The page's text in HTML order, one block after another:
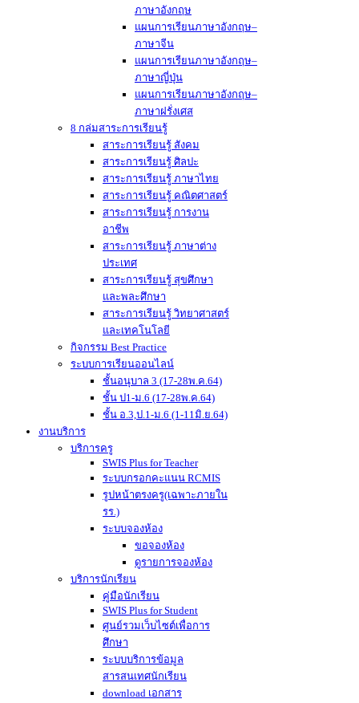
ภาษาอังกฤษ
แผนการเรียนภาษาอังกฤษ–
ภาษาจีน
แผนการเรียนภาษาอังกฤษ–
ภาษาญี่ปุ่น
แผนการเรียนภาษาอังกฤษ–
ภาษาฝรั่งเศส
8 กล่มสาระการเรียนรู้
สาระการเรียนรู้ สังคม
สาระการเรียนรู้ ศิลปะ
สาระการเรียนรู้ ภาษาไทย
สาระการเรียนรู้ คณิตศาสตร์
สาระการเรียนรู้ การงาน
อาชีพ
สาระการเรียนรู้ ภาษาต่าง
ประเทศ
สาระการเรียนรู้ สุขศึกษา
และพละศึกษา
สาระการเรียนรู้ วิทยาศาสตร์
และเทคโนโลยี
กิจกรรม Best Practice
ระบบการเรียนออนไลน์
ชั้นอนุบาล 3 (17-28พ.ค.64)
ชั้น ป1-ม.6 (17-28พ.ค.64)
ชั้น อ.3,ป.1-ม.6 (1-11มิ.ย.64)
งานบริการ
บริการครู
SWIS Plus for Teacher
ระบบกรอกคะแนน RCMIS
รูปหน้าตรงครู(เฉพาะภายใน
รร.)
ระบบจองห้อง
ขอจองห้อง
ดูรายการจองห้อง
บริการนักเรียน
คู่มือนักเรียน
SWIS Plus for Student
ศูนย์รวมเว็บไซต์เพื่อการ
ศึกษา
ระบบบริการข้อมูล
สารสนเทศนักเรียน
download เอกสาร